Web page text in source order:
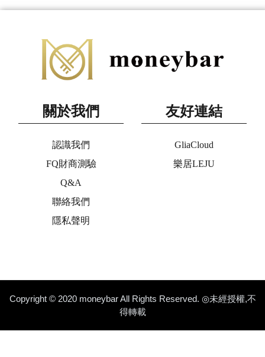
關於我們
認識我們
FQ財商測驗
Q&A
聯絡我們
隱私聲明
友好連結
GliaCloud
樂居LEJU
Copyright © 2020 moneybar All Rights Reserved. ◎未經授權,不
得轉載